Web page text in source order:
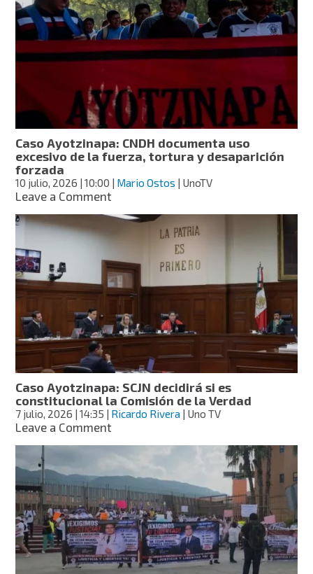
un
brazo
político;
no
ofrece
de
una
investigación
independiente
e
imparcial
Caso Ayotzinapa: CNDH documenta uso
excesivo de la fuerza, tortura y desaparición
forzada
10 julio, 2026 | 10:00 | Mario Ostos | UnoTV
Leave a Commenton
Ayotzinapa:
CNDH
uso
excesivo
de
la
fuerza,
tortura
y
desaparición
forzada
Caso Ayotzinapa: SCJN decidirá si es
constitucional la Comisión de la Verdad
7 julio, 2026 | 14:35 | Ricardo Rivera | Uno TV
Leave a Commenton
Ayotzinapa:
SCJN
decidirá
si
es
constitucional
la
Comisión
de